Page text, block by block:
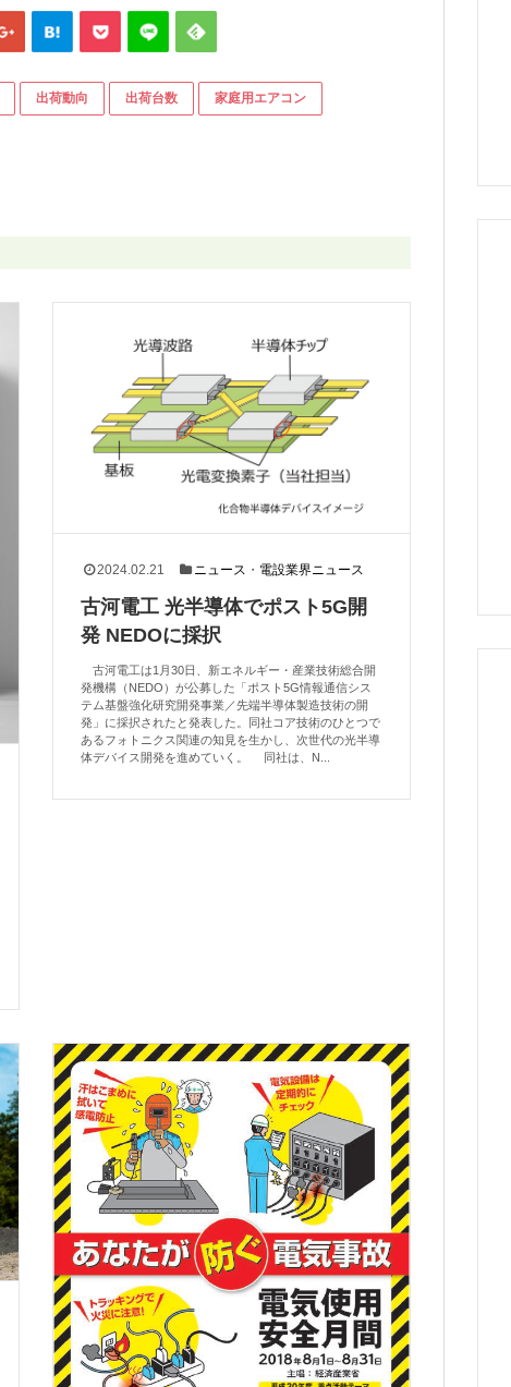
出荷動向 出荷台数 家庭用エアコン
2024.02.21 ニュース ・ 電設業界ニュース
古河電工 光半導体でポスト5G開
発 NEDOに採択
古河電工は1月30日、新エネルギー・産業技術総合開
発機構（NEDO）が公募した「ポスト5G情報通信シス
テム基盤強化研究開発事業／先端半導体製造技術の開
発」に採択されたと発表した。同社コア技術のひとつで
あるフォトニクス関連の知見を生かし、次世代の光半導
体デバイス開発を進めていく。 同社は、N...